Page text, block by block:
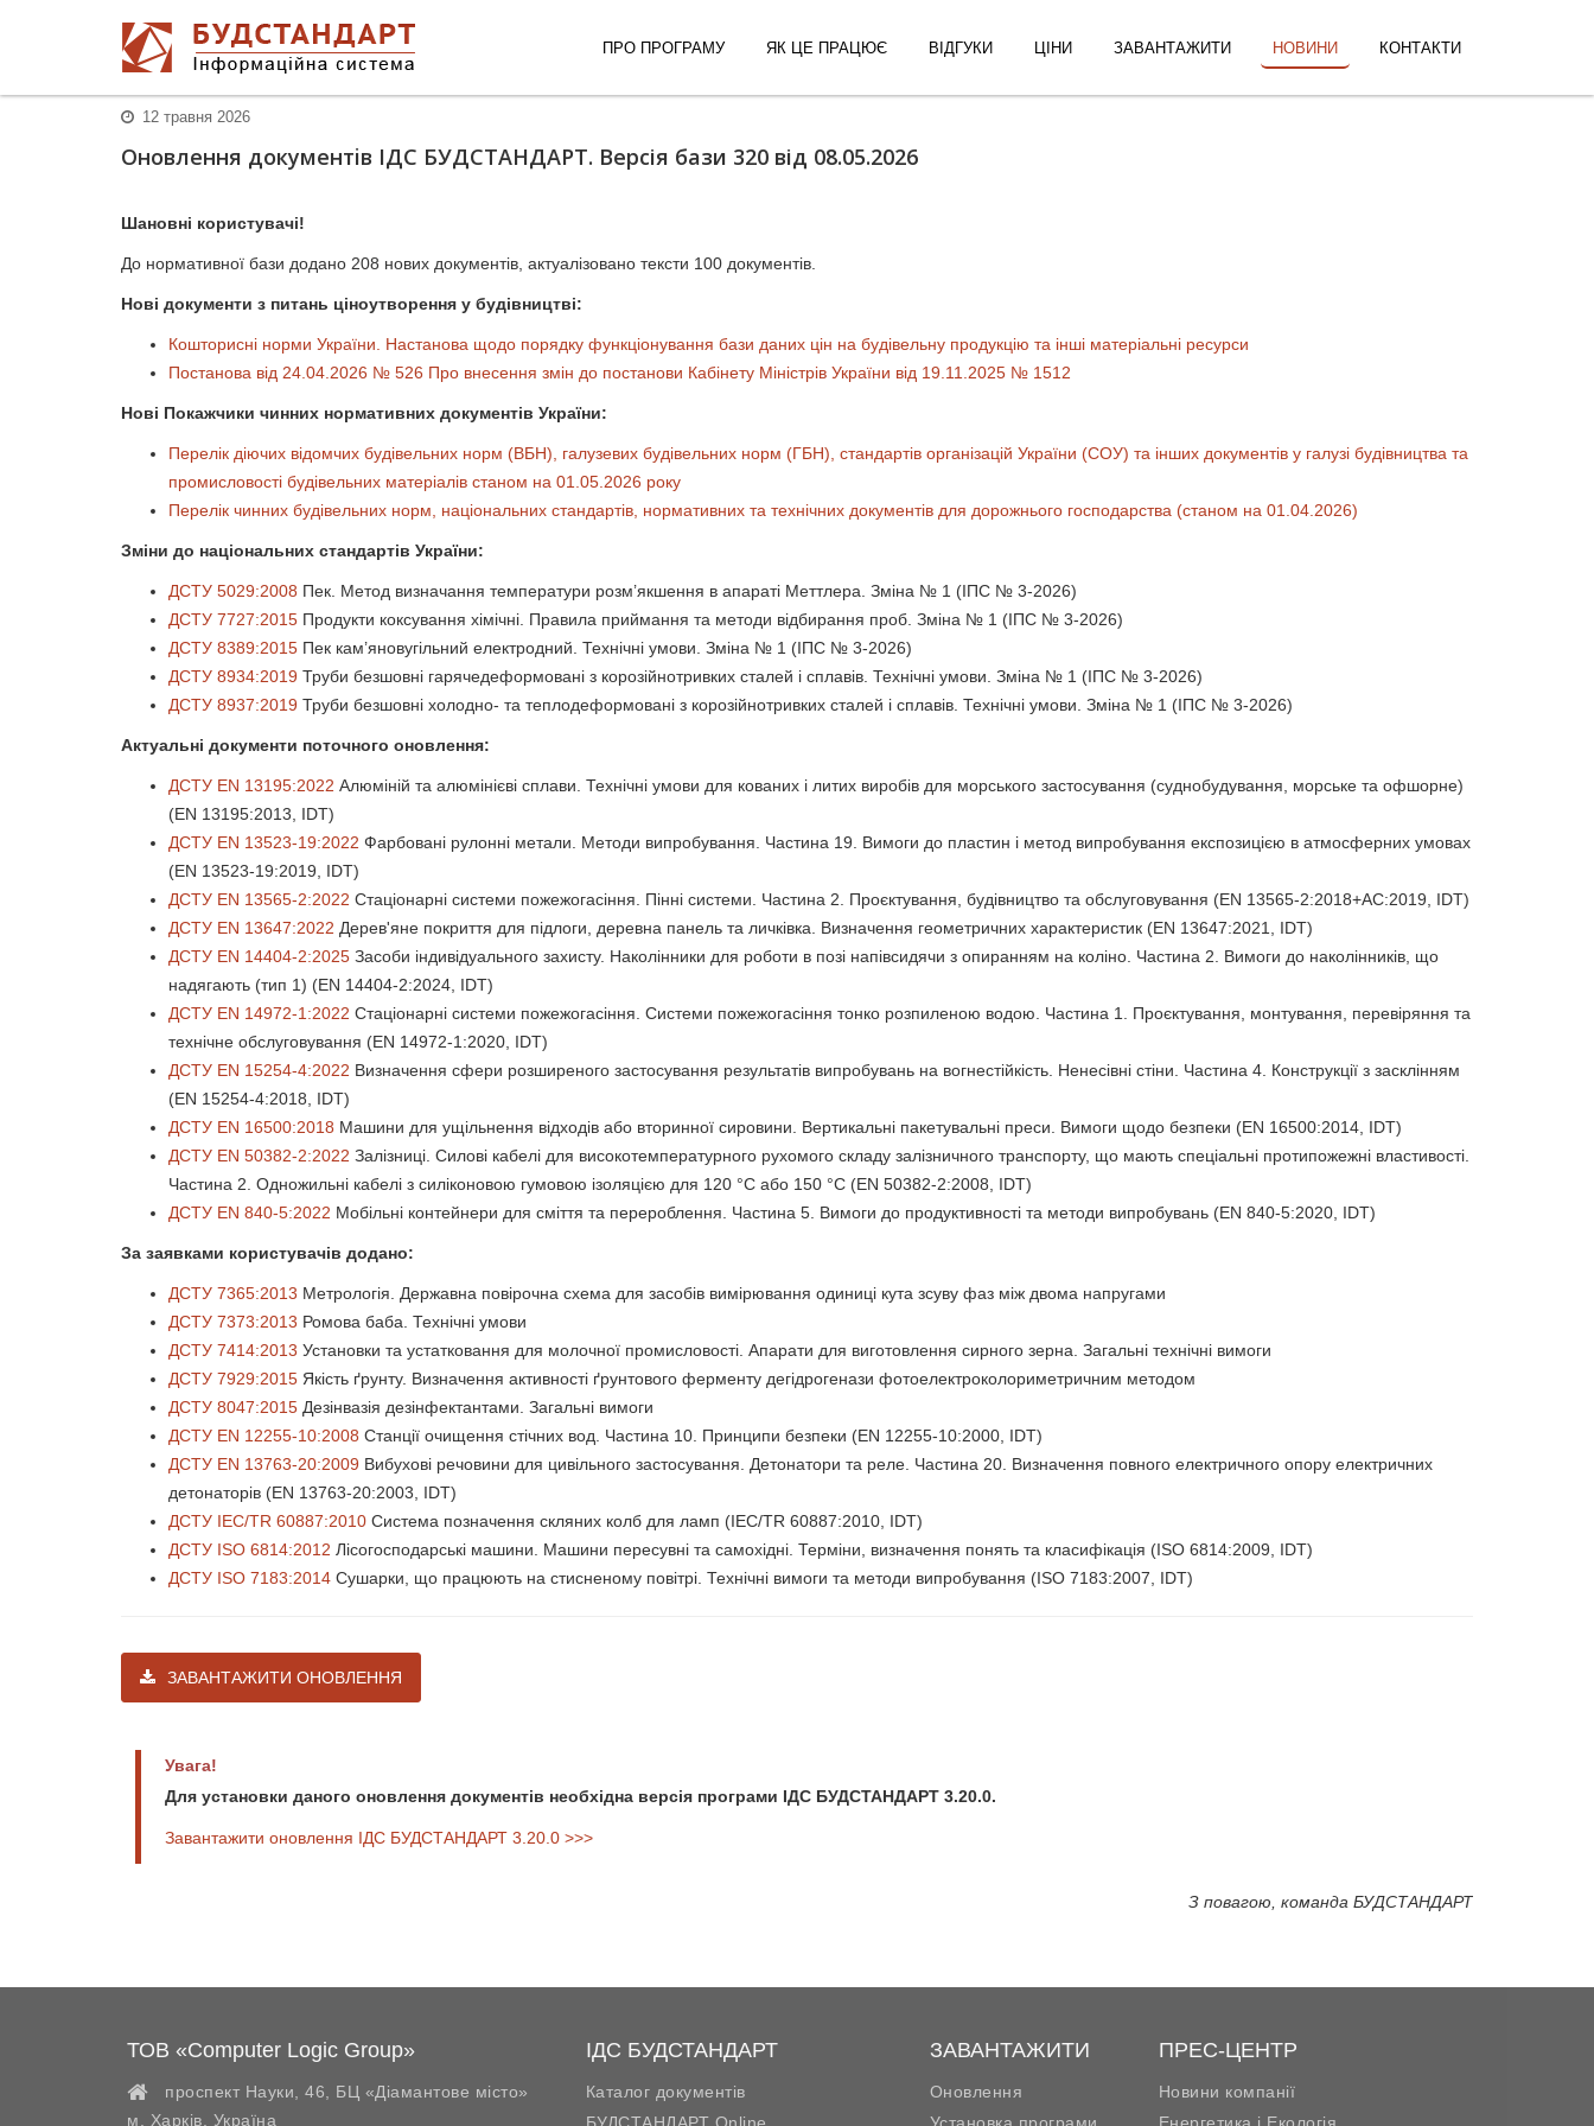
ПРО ПРОГРАМУ ЯК ЦЕ ПРАЦЮЄ ВІДГУКИ ЦІНИ ЗАВАНТАЖИТИ НОВИНИ КОНТАКТИ
12 травня 2026
Оновлення документiв ІДС БУДСТАНДАРТ. Версія бази 320 від 08.05.2026
Шановні користувачі!
До нормативної бази додано 208 нових документів, актуалізовано тексти 100 документів.
Нові документи з питань ціноутворення у будівництві:
Кошторисні норми України. Настанова щодо порядку функціонування бази даних цін на будівельну продукцію та інші матеріальні ресурси
Постанова від 24.04.2026 № 526 Про внесення змін до постанови Кабінету Міністрів України від 19.11.2025 № 1512
Нові Покажчики чинних нормативних документів України:
Перелік діючих відомчих будівельних норм (ВБН), галузевих будівельних норм (ГБН), стандартів організацій України (СОУ) та інших документів у галузі будівництва та
промисловості будівельних матеріалів станом на 01.05.2026 року
Перелік чинних будівельних норм, національних стандартів, нормативних та технічних документів для дорожнього господарства (станом на 01.04.2026)
Зміни до національних стандартів України:
ДСТУ 5029:2008 Пек. Метод визначання температури розм’якшення в апараті Меттлера. Зміна № 1 (ІПС № 3-2026)
ДСТУ 7727:2015 Продукти коксування хімічні. Правила приймання та методи відбирання проб. Зміна № 1 (ІПС № 3-2026)
ДСТУ 8389:2015 Пек кам’яновугільний електродний. Технічні умови. Зміна № 1 (ІПС № 3-2026)
ДСТУ 8934:2019 Труби безшовні гарячедеформовані з корозійнотривких сталей і сплавів. Технічні умови. Зміна № 1 (ІПС № 3-2026)
ДСТУ 8937:2019 Труби безшовні холодно- та теплодеформовані з корозійнотривких сталей і сплавів. Технічні умови. Зміна № 1 (ІПС № 3-2026)
Актуальні документи поточного оновлення:
ДСТУ EN 13195:2022 Алюміній та алюмінієві сплави. Технічні умови для кованих і литих виробів для морського застосування (суднобудування, морське та офшорне)
(EN 13195:2013, IDT)
ДСТУ EN 13523-19:2022 Фарбовані рулонні метали. Методи випробування. Частина 19. Вимоги до пластин і метод випробування експозицією в атмосферних умовах
(EN 13523-19:2019, IDT)
ДСТУ EN 13565-2:2022 Стаціонарні системи пожежогасіння. Пінні системи. Частина 2. Проєктування, будівництво та обслуговування (EN 13565-2:2018+AC:2019, IDT)
ДСТУ EN 13647:2022 Дерев'яне покриття для підлоги, деревна панель та личківка. Визначення геометричних характеристик (EN 13647:2021, IDT)
ДСТУ EN 14404-2:2025 Засоби індивідуального захисту. Наколінники для роботи в позі напівсидячи з опиранням на коліно. Частина 2. Вимоги до наколінників, що
надягають (тип 1) (EN 14404-2:2024, IDT)
ДСТУ EN 14972-1:2022 Стаціонарні системи пожежогасіння. Системи пожежогасіння тонко розпиленою водою. Частина 1. Проєктування, монтування, перевіряння та
технічне обслуговування (EN 14972-1:2020, IDT)
ДСТУ EN 15254-4:2022 Визначення сфери розширеного застосування результатів випробувань на вогнестійкість. Ненесівні стіни. Частина 4. Конструкції з засклінням
(EN 15254-4:2018, IDT)
ДСТУ EN 16500:2018 Машини для ущільнення відходів або вторинної сировини. Вертикальні пакетувальні преси. Вимоги щодо безпеки (EN 16500:2014, IDT)
ДСТУ EN 50382-2:2022 Залізниці. Силові кабелі для високотемпературного рухомого складу залізничного транспорту, що мають спеціальні протипожежні властивості.
Частина 2. Одножильні кабелі з силіконовою гумовою ізоляцією для 120 °C або 150 °C (EN 50382-2:2008, IDT)
ДСТУ EN 840-5:2022 Мобільні контейнери для сміття та перероблення. Частина 5. Вимоги до продуктивності та методи випробувань (EN 840-5:2020, IDT)
За заявками користувачів додано:
ДСТУ 7365:2013 Метрологія. Державна повірочна схема для засобів вимірювання одиниці кута зсуву фаз між двома напругами
ДСТУ 7373:2013 Ромова баба. Технічні умови
ДСТУ 7414:2013 Установки та устатковання для молочної промисловості. Апарати для виготовлення сирного зерна. Загальні технічні вимоги
ДСТУ 7929:2015 Якість ґрунту. Визначення активності ґрунтового ферменту дегідрогенази фотоелектроколориметричним методом
ДСТУ 8047:2015 Дезінвазія дезінфектантами. Загальні вимоги
ДСТУ EN 12255-10:2008 Станції очищення стічних вод. Частина 10. Принципи безпеки (EN 12255-10:2000, IDT)
ДСТУ EN 13763-20:2009 Вибухові речовини для цивільного застосування. Детонатори та реле. Частина 20. Визначення повного електричного опору електричних
детонаторів (EN 13763-20:2003, IDT)
ДСТУ IEC/TR 60887:2010 Система позначення скляних колб для ламп (IEC/TR 60887:2010, IDT)
ДСТУ ISO 6814:2012 Лісогосподарські машини. Машини пересувні та самохідні. Терміни, визначення понять та класифікація (ISO 6814:2009, IDT)
ДСТУ ISO 7183:2014 Сушарки, що працюють на стисненому повітрі. Технічні вимоги та методи випробування (ISO 7183:2007, IDT)
ЗАВАНТАЖИТИ ОНОВЛЕННЯ
Увага!
Для установки даного оновлення документів необхідна версія програми ІДС БУДСТАНДАРТ 3.20.0.
Завантажити оновлення ІДС БУДСТАНДАРТ 3.20.0 >>>
З повагою, команда БУДСТАНДАРТ
ТОВ «Computer Logic Group»
проспект Науки, 46, БЦ «Діамантове місто»
м. Харків
Україна
ІДС БУДСТАНДАРТ
Каталог документів
ЗАВАНТАЖИТИ
Оновлення
ПРЕС-ЦЕНТР
Новини компанії